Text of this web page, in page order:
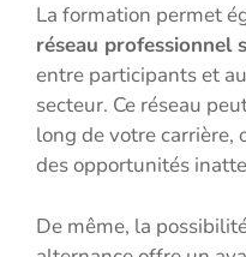
La formation permet
réseau professionnel
entre participants et
secteur. Ce réseau
long de votre carrière,
des opportunités
De même, la